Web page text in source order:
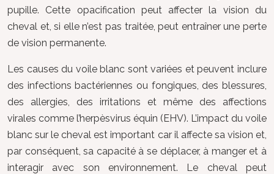
pupille. Cette opacification peut affecter la vision du
cheval et, si elle n’est pas traitée, peut entraîner une perte
de vision permanente.
Les causes du voile blanc sont variées et peuvent inclure
des infections bactériennes ou fongiques, des blessures,
des allergies, des irritations et même des affections
virales comme l’herpèsvirus équin (EHV). L’impact du voile
blanc sur le cheval est important car il affecte sa vision et,
par conséquent, sa capacité à se déplacer, à manger et à
interagir avec son environnement. Le cheval peut